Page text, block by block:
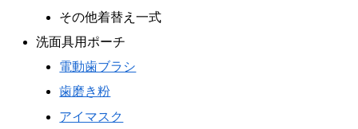
その他着替え一式
洗面具用ポーチ
電動歯ブラシ
歯磨き粉
アイマスク